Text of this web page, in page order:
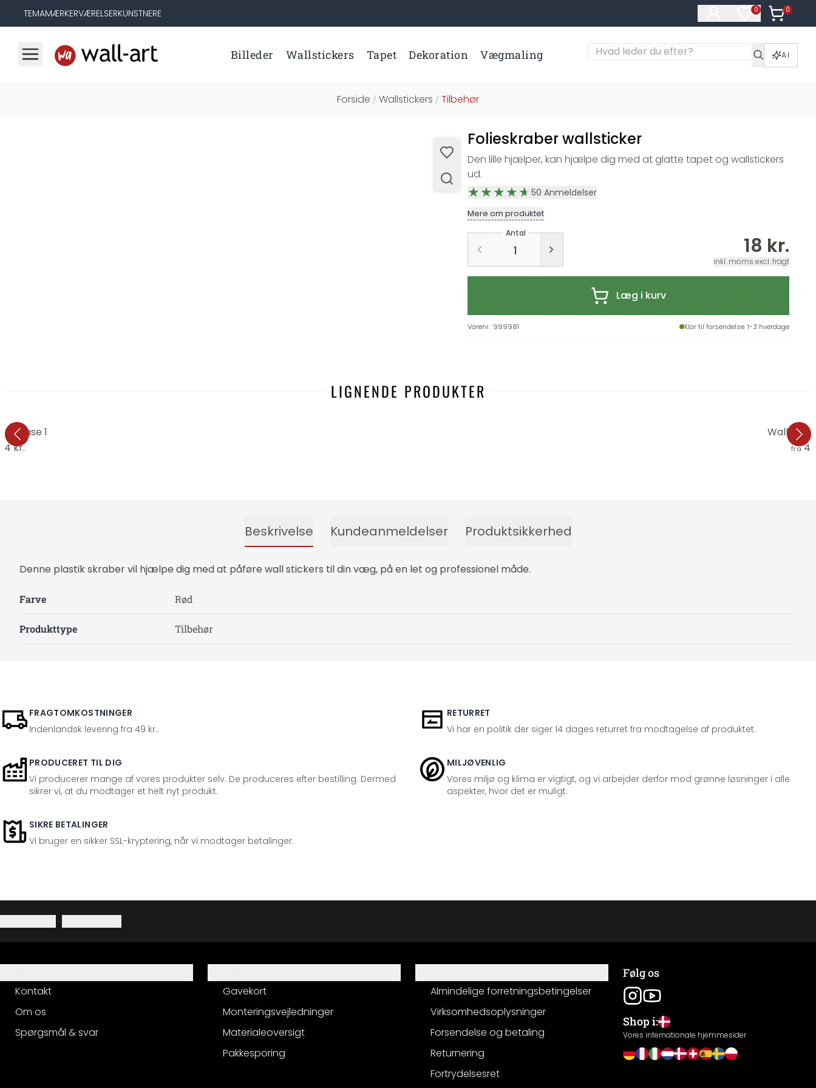
TEMAMÆRKERVÆRELSERKUNSTNERE 0
Varer på
0
Varer i
Billeder Wallstickers Tapet Dekoration Vægmaling AI
Forside / Wallstickers / Tilbehør
Folieskraber wallsticker
Den lille hjælper, kan hjælpe dig med at glatte tapet og wallstickers
ud.
50 Anmeldelser
Mere om produktet
Antal
18 kr.
inkl. moms excl. fragt
Læg i kurv
Varenr.: 999981 Klar til forsendelse: 1-3 hverdage
LIGNENDE PRODUKTER
Vase 1
kr.
fra
Beskrivelse Kundeanmeldelser Produktsikkerhed
Denne plastik skraber vil hjælpe dig med at påføre wall stickers til din væg, på en let og professionel måde.
Farve Rød
Produkttype Tilbehør
FRAGTOMKOSTNINGER
Indenlandsk levering fra 49 kr..
RETURRET
Vi har en politik der siger 14 dages returret fra modtagelse af produktet.
PRODUCERET TIL DIG
Vi producerer mange af vores produkter selv. De produceres efter bestilling. Dermed
sikrer vi, at du modtager et helt nyt produkt.
MILJØVENLIG
Vores miljø og klima er vigtigt, og vi arbejder derfor mod grønne løsninger i alle
aspekter, hvor det er muligt.
SIKRE BETALINGER
Vi bruger en sikker SSL-kryptering, når vi modtager betalinger.
·
Kontakt
Om os
Spørgsmål & svar
Gavekort
Monteringsvejledninger
Materialeoversigt
Pakkesporing
Almindelige forretningsbetingelser
Virksomhedsoplysninger
Forsendelse og betaling
Returnering
Fortrydelsesret
Følg os
Shop i:
Vores internationale hjemmesider